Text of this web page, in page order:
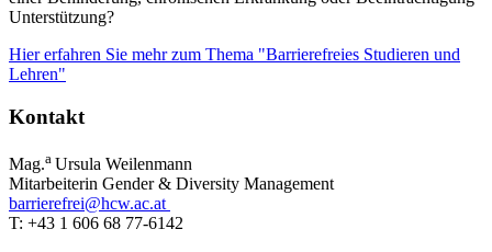
Unterstützung?
Hier erfahren Sie mehr zum Thema "Barrierefreies Studieren und
Lehren"
Kontakt
Mag.a Ursula Weilenmann
Mitarbeiterin Gender & Diversity Management
barrierefrei@hcw.ac.at
T: +43 1 606 68 77-6142